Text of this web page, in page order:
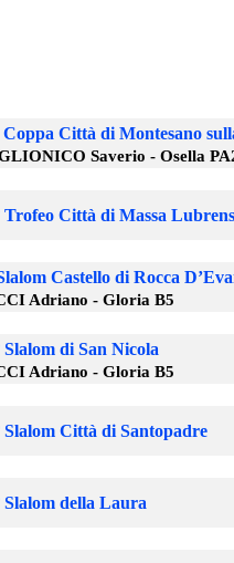
Coppa Città di Montesano
Saverio - Osella
Trofeo Città di Massa
Castello di Rocca
Adriano - Gloria B5
Slalom di San Nicola
Adriano - Gloria B5
Slalom Città di Santopadre
Slalom della Laura